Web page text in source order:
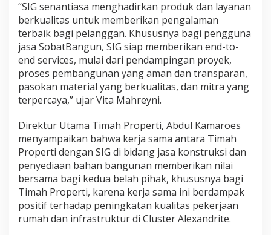
“SIG senantiasa menghadirkan produk dan layanan
berkualitas untuk memberikan pengalaman
terbaik bagi pelanggan. Khususnya bagi pengguna
jasa SobatBangun, SIG siap memberikan end-to-
end services, mulai dari pendampingan proyek,
proses pembangunan yang aman dan transparan,
pasokan material yang berkualitas, dan mitra yang
terpercaya,” ujar Vita Mahreyni.
Direktur Utama Timah Properti, Abdul Kamaroes
menyampaikan bahwa kerja sama antara Timah
Properti dengan SIG di bidang jasa konstruksi dan
penyediaan bahan bangunan memberikan nilai
bersama bagi kedua belah pihak, khususnya bagi
Timah Properti, karena kerja sama ini berdampak
positif terhadap peningkatan kualitas pekerjaan
rumah dan infrastruktur di Cluster Alexandrite.